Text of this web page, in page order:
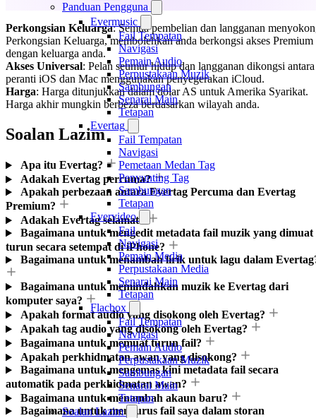
Panduan Pengguna
Evermusic
Fail Tempatan
Navigasi
Pemain Audio
Perpustakaan Muzik
Sambungan
Senarai Main
Tetapan
Evertag
Fail Tempatan
Navigasi
Pemetaan Medan Tag
Penyunting Tag
Sambungan
Tetapan
Evervideo
Fail
Navigasi
Pemain Media
Perpustakaan Media
Senarai Main
Tetapan
Flacbox
Fail Tempatan
Navigasi
Pemain Audio
Perpustakaan Muzik
Sambungan
Senarai Main
Tetapan
Soalan Lazim
Perkongsian Keluarga: Semua pembelian dan langganan
Perkongsian Keluarga, membolehkan anda berkongsi akses Premium
dengan keluarga anda.
Akses Universal: Pelan seumur hidup dan langganan dikongsi antara
peranti iOS dan Mac menggunakan penyegerakan iCloud.
Harga: Harga ditunjukkan dalam dolar AS untuk Amerika Syarikat.
Harga akhir mungkin berbeza berdasarkan wilayah anda.
Soalan Lazim
Apa itu Evertag?
Adakah Evertag percuma?
Apakah perbezaan antara Evertag Percuma dan Evertag
Premium?
Adakah Evertag selamat?
Bagaimana untuk mengedit metadata fail muzik yang dimuat
turun secara setempat di iPhone?
Bagaimana untuk menambah lirik untuk lagu dalam
Bagaimana untuk memindahkan muzik ke Evertag dari
komputer saya?
Apakah format audio yang disokong oleh Evertag?
Apakah tag audio yang disokong oleh Evertag?
Bagaimana untuk memuat turun fail?
Apakah perkhidmatan awan yang disokong?
Bagaimana untuk mengemas kini metadata fail secara
automatik pada perkhidmatan awan?
Bagaimana untuk menambah akaun baru?
Bagaimana untuk mengurus fail saya dalam storan